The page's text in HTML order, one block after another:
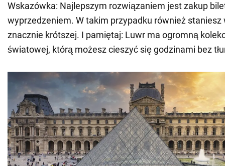
Wskazówka: Najlepszym rozwiązaniem jest zakup
wyprzedzeniem. W takim przypadku również staniesz
znacznie krótszej. I pamiętaj: Luwr ma ogromną
światowej, którą możesz cieszyć się godzinami bez